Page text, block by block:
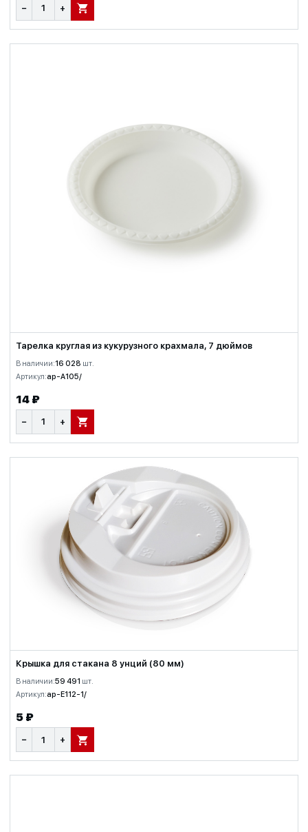
− + В КОРЗИНУ
Тарелка круглая из кукурузного крахмала, 7 дюймов
В наличии:16 028 шт.
Артикул:ap-A105/
14 ₽
− + В КОРЗИНУ
Крышка для стакана 8 унций (80 мм)
В наличии:59 491 шт.
Артикул:ap-E112-1/
5 ₽
− + В КОРЗИНУ